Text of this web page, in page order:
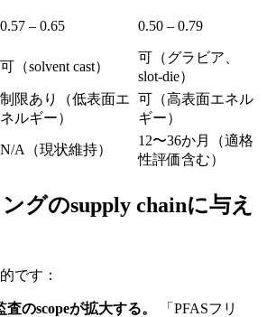
0.57 – 0.65 0.50 – 0.79
可（solvent cast）
可（グラビア、
slot-die）
制限あり（低表面エ
ネルギー）
可（高表面エネル
ギー）
N/A（現状維持）
12〜36か月（適格
性評価含む）
グのsupply chainに与え
です：
のscopeが拡大する。
「PFASフリ